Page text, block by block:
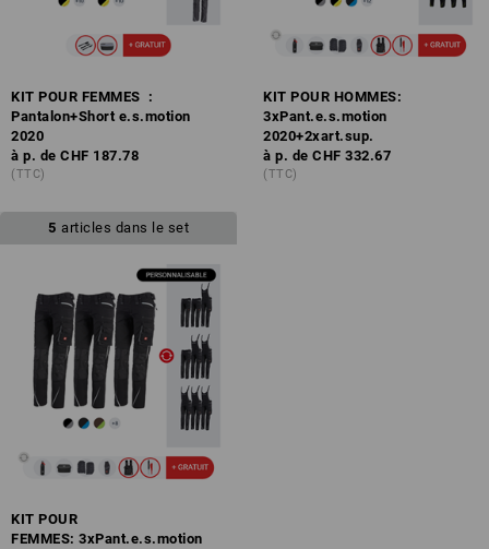
KIT POUR FEMMES :
Pantalon+Short e.s.motion
2020
à p. de CHF 187.78
(TTC)
KIT POUR HOMMES:
3xPant.e.s.motion
2020+2xart.sup.
à p. de CHF 332.67
(TTC)
5 articles dans le set
KIT POUR
FEMMES: 3xPant.e.s.motion